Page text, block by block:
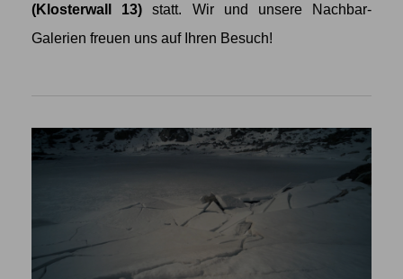
(Klosterwall 13) statt. Wir und unsere Nachbar-
Galerien freuen uns auf Ihren Besuch!